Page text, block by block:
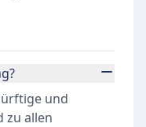
und
zu allen